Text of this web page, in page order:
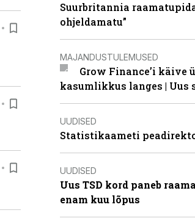
Suurbritannia
ohjeldamatu”
MAJANDUSTULEMUSED
Grow Finance’i käive
kasumlikkus langes | Uus
UUDISED
Statistikaameti
UUDISED
Uus TSD kord paneb
enam kuu lõpus